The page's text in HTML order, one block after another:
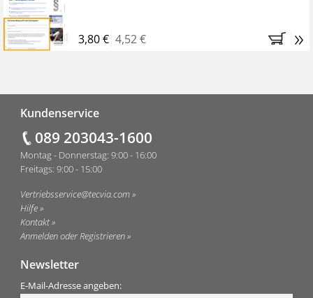
3,80 € 4,52 € »
Kundenservice
089 203043-1600
Montag - Donnerstag: 9:00 - 16:00
Freitags: 9:00 - 15:00
Vertriebsservice@tecvia.com
Hilfe
Kontakt
Anmelden oder Registrieren
Newsletter
E-Mail-Adresse angeben: